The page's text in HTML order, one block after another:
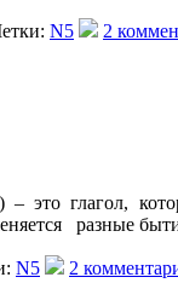
N5
2
– это глагол,
разные
N5
2